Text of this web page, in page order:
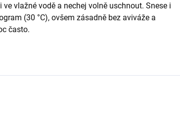
vlažné vodě a nechej volně uschnout. Snese i
(30 °C), ovšem zásadně bez aviváže a
často.